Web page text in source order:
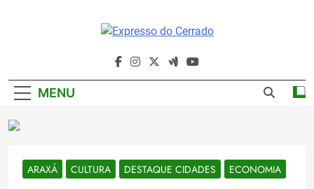
Expresso Do
Cerrado
MENU
ARAXÁ CULTURA DESTAQUE CIDADES ECONOMIA